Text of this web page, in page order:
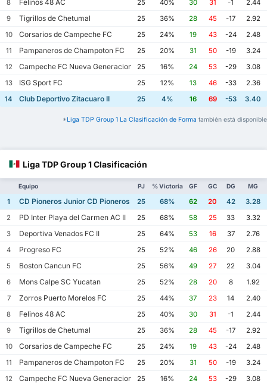
8
Felinos 48 AC 25 40% 30 31 -1
2.44
9
Tigrillos de Chetumal 25 36% 28 45 -17
2.92
10
Corsarios de Campeche FC 25 24% 19 43 -24
2.48
11
Pampaneros de Champoton FC 25 20% 31 50 -19
3.24
12
Campeche FC Nueva Generacion 25 16% 24 53 -29
3.08
13
ISG Sport FC 25 12% 13 46 -33
2.36
14
Club Deportivo Zitacuaro II 25 4% 16 69 -53 3.40
*Liga TDP Group 1 La Clasificación de Forma también está disponible
Liga TDP Group 1 Clasificación
Equipo PJ % Victoria GF GC DG MG
1 CD Pioneros Junior CD Pioneros de Cancun II
25 68% 62 20 42
3.28
2
PD Inter Playa del Carmen AC II 25 68% 58 25 33
3.32
3
Deportiva Venados FC II 25 64% 53 16 37
2.76
4
Progreso FC 25 52% 46 26 20
2.88
5
Boston Cancun FC 25 56% 49 27 22
3.04
6
Mons Calpe SC Yucatan 25 52% 28 20 8
1.92
7
Zorros Puerto Morelos FC 25 44% 37 23 14
2.40
8
Felinos 48 AC 25 40% 30 31 -1
2.44
9
Tigrillos de Chetumal 25 36% 28 45 -17
2.92
10
Corsarios de Campeche FC 25 24% 19 43 -24
2.48
11
Pampaneros de Champoton FC 25 20% 31 50 -19
3.24
12
Campeche FC Nueva Generacion 25 16% 24 53 -29
3.08